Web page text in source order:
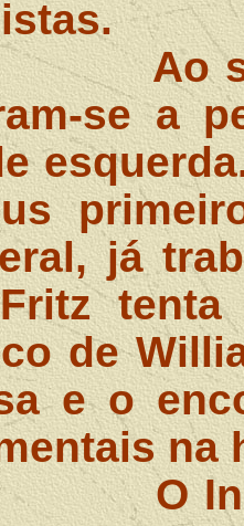
Ao
se a
já
de
e o
na
O